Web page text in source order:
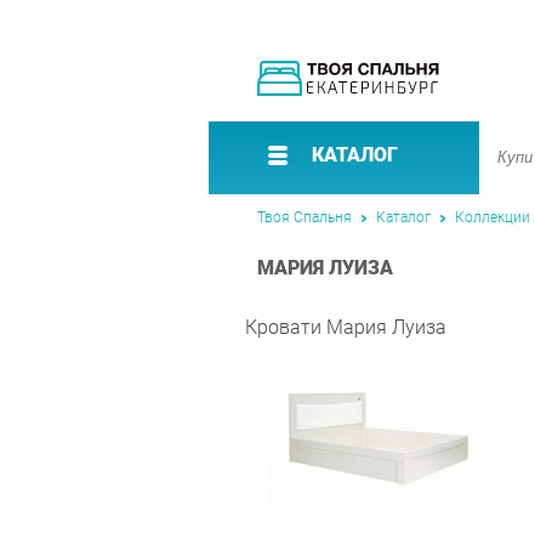
КАТАЛОГ
Твоя Спальня Каталог Коллекции
МАРИЯ ЛУИЗА
Кровати Мария Луиза